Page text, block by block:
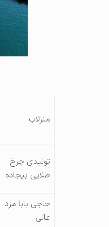
منزلاب
تولیدی چرخ
طلایی بیجاده
حاجی بابا مرد
عالی